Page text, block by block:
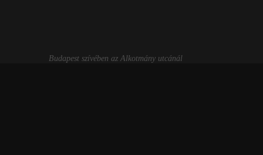
Budapest szívében az Alkotmány utcánál